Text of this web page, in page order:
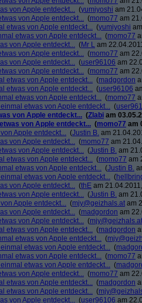
von Apple entdeckt... (yumiyoshi am
von Apple entdeckt... (momo77 am
etwas von Apple entdeckt... (yumiyoshi
etwas von Apple entdeckt... (momo77
von Apple entdeckt... (Mr L am
von Apple entdeckt... (momo77 am
von Apple entdeckt... (user96106 am
von Apple entdeckt... (momo77 am
etwas von Apple entdeckt... (madgordon
etwas von Apple entdeckt... (user96106
etwas von Apple entdeckt... (momo77
etwas von Apple entdeckt... (
von Apple entdeckt... (Zlabi am
von Apple entdeckt... (momo77 am
Apple entdeckt... (Justin B. am
von Apple entdeckt... (momo77 am
von Apple entdeckt... (Justin B. am
etwas von Apple entdeckt... (momo77 am
etwas von Apple entdeckt... (Justin B.
etwas von Apple entdeckt... (
von Apple entdeckt... (thE am
von Apple entdeckt... (Justin B. am
Apple entdeckt... (mjy@geizhals.at am
von Apple entdeckt... (madgordon am
von Apple entdeckt... (mjy@geizhals.at
etwas von Apple entdeckt... (madgordon
etwas von Apple entdeckt... (
etwas von Apple entdeckt... (
etwas von Apple entdeckt... (momo77
etwas von Apple entdeckt... (
von Apple entdeckt... (momo77 am
etwas von Apple entdeckt... (madgordon
etwas von Apple entdeckt... (
von Apple entdeckt... (user96106 am